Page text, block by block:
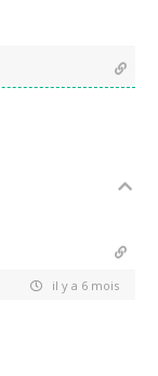
il y a 6 mois